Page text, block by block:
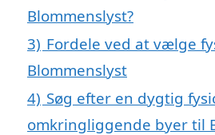
Blommenslyst?
3) Fordele ved at vælge
Blommenslyst
4) Søg efter en dygtig
omkringliggende byer til